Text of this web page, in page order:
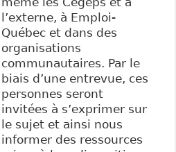
l’externe, à Emploi-
Québec et dans des
organisations
communautaires. Par le
biais d’une entrevue, ces
personnes seront
invitées à s’exprimer sur
le sujet et ainsi nous
informer des ressources